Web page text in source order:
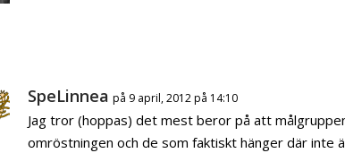
SpeLinnea på 9 april, 2012 på 14:10
Jag tror (hoppas) det mest beror på att
omröstningen och de som faktiskt hänger där inte